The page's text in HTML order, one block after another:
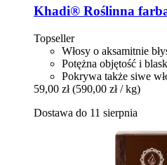
Khadi® Roślinna
Topseller
Włosy o aksamitnie
Potężna objętość i blask
Pokrywa także siwe
59,00 zł (590,00 zł / kg)
Dostawa do 11 sierpnia